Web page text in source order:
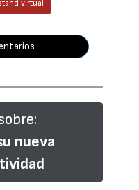
virtual
nueva